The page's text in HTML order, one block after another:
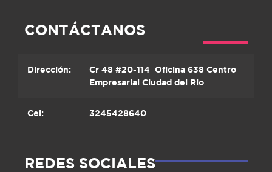
CONTÁCTANOS
Dirección:
Cr 48 #20-114 Oficina 638 Centro
Empresarial Ciudad del Rio
Cel: 3245428640
REDES SOCIALES